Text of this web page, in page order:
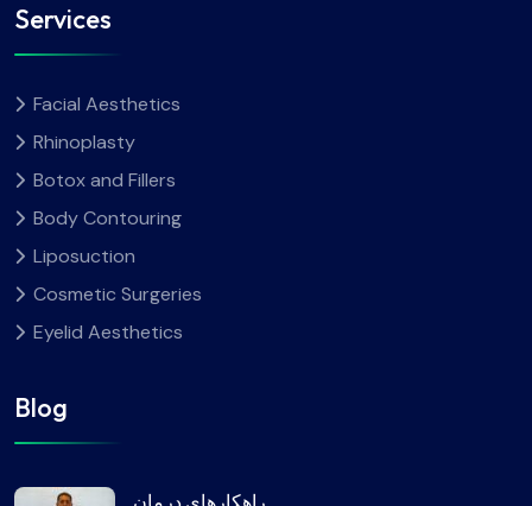
Services
Facial Aesthetics
Rhinoplasty
Botox and Fillers
Body Contouring
Liposuction
Cosmetic Surgeries
Eyelid Aesthetics
Blog